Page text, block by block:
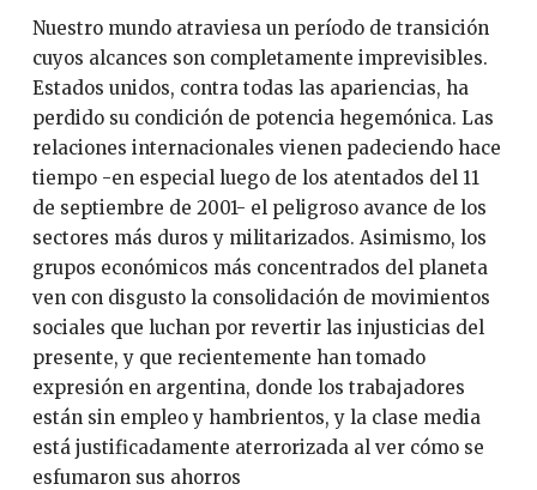
Nuestro mundo atraviesa un período de transición
cuyos alcances son completamente imprevisibles.
Estados unidos, contra todas las apariencias, ha
perdido su condición de potencia hegemónica. Las
relaciones internacionales vienen padeciendo hace
tiempo -en especial luego de los atentados del 11
de septiembre de 2001- el peligroso avance de los
sectores más duros y militarizados. Asimismo, los
grupos económicos más concentrados del planeta
ven con disgusto la consolidación de movimientos
sociales que luchan por revertir las injusticias del
presente, y que recientemente han tomado
expresión en argentina, donde los trabajadores
están sin empleo y hambrientos, y la clase media
está justificadamente aterrorizada al ver cómo se
esfumaron sus ahorros